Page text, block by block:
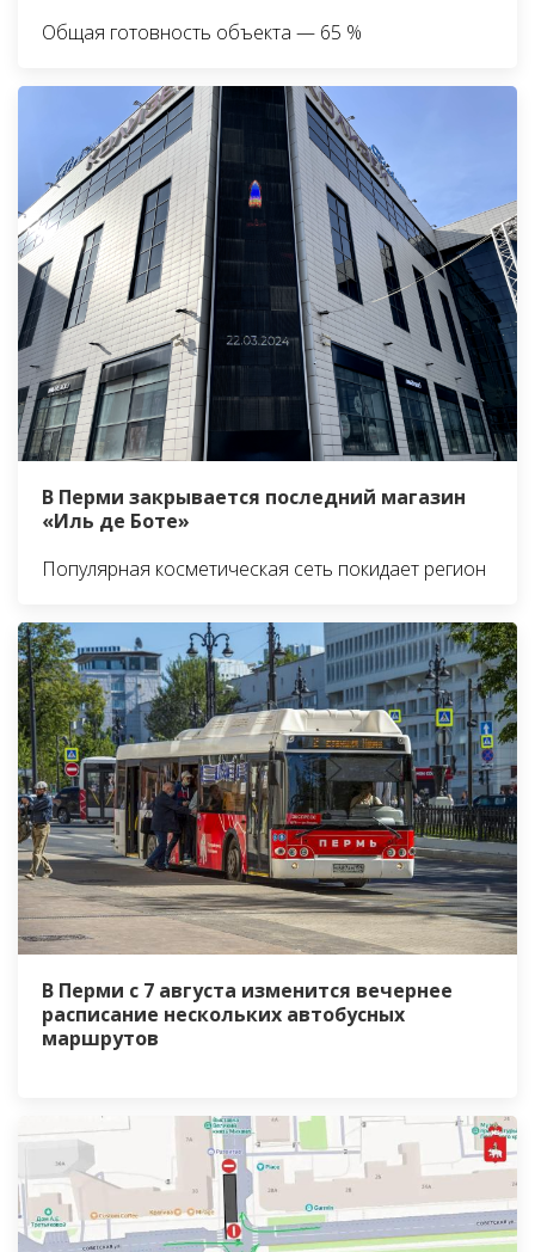
Общая готовность объекта — 65 %
В Перми закрывается последний магазин
«Иль де Боте»
Популярная косметическая сеть покидает регион
В Перми с 7 августа изменится вечернее
расписание нескольких автобусных
маршрутов